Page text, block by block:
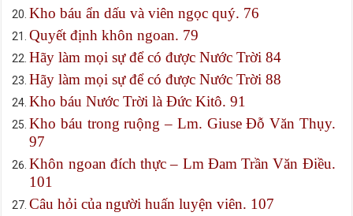
Kho báu ẩn dấu và viên ngọc quý. 76
Quyết định khôn ngoan. 79
Hãy làm mọi sự để có được Nước Trời 84
Hãy làm mọi sự để có được Nước Trời 88
Kho báu Nước Trời là Đức Kitô. 91
Kho báu trong ruộng – Lm. Giuse Đỗ Văn Thụy.
97
Khôn ngoan đích thực – Lm Đam Trần Văn Điều.
101
Câu hỏi của người huấn luyện viên. 107